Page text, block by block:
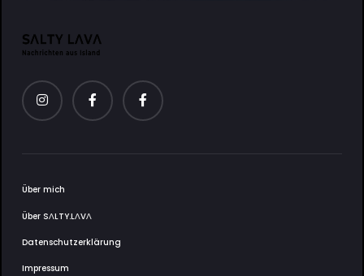
Über mich
Über SΛLTY.LΛVΛ
Datenschutzerklärung
Impressum